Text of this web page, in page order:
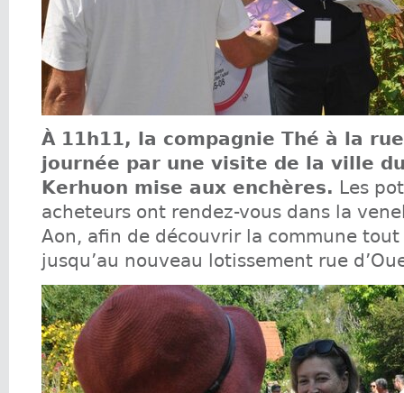
À 11h11, la compagnie Thé à la
journée par une visite de la ville
Kerhuon mise aux enchères. Les
acheteurs ont rendez-vous dans la
Aon, afin de découvrir la commune
jusqu’au nouveau lotissement rue